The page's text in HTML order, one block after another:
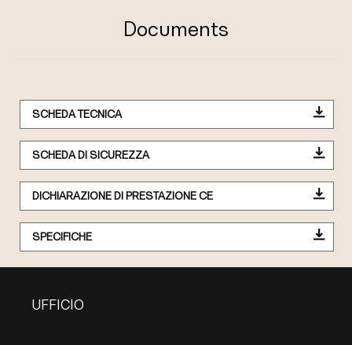
Documents
SCHEDA TECNICA
SCHEDA DI SICUREZZA
DICHIARAZIONE DI PRESTAZIONE CE
SPECIFICHE
UFFICIO